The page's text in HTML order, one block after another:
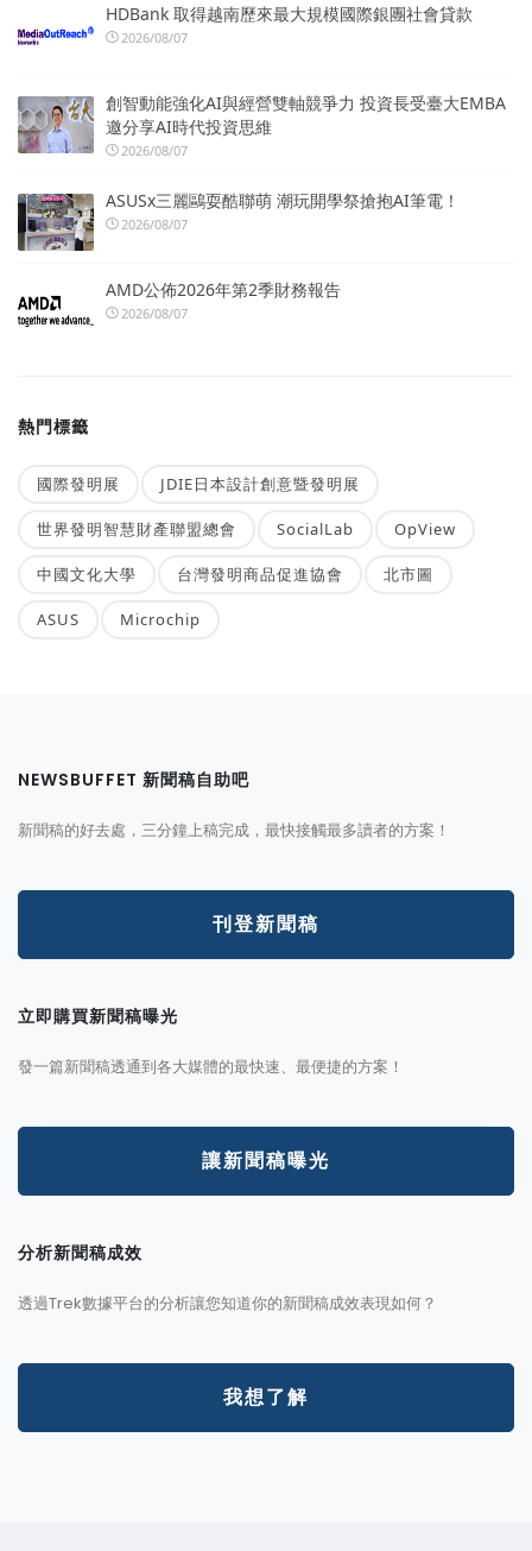
HDBank 取得越南歷來最大規模國際銀團社會貸款
2026/08/07
創智動能強化AI與經營雙軸競爭力 投資長受臺大EMBA
邀分享AI時代投資思維
2026/08/07
ASUSx三麗鷗耍酷聯萌 潮玩開學祭搶抱AI筆電！
2026/08/07
AMD公佈2026年第2季財務報告
2026/08/07
熱門標籤
國際發明展 JDIE日本設計創意暨發明展
世界發明智慧財產聯盟總會 SocialLab OpView
中國文化大學 台灣發明商品促進協會 北市圖
ASUS Microchip
NEWSBUFFET 新聞稿自助吧
新聞稿的好去處，三分鐘上稿完成，最快接觸最多讀者的方案！
刊登新聞稿
立即購買新聞稿曝光
發一篇新聞稿透通到各大媒體的最快速、最便捷的方案！
讓新聞稿曝光
分析新聞稿成效
透過Trek數據平台的分析讓您知道你的新聞稿成效表現如何？
我想了解